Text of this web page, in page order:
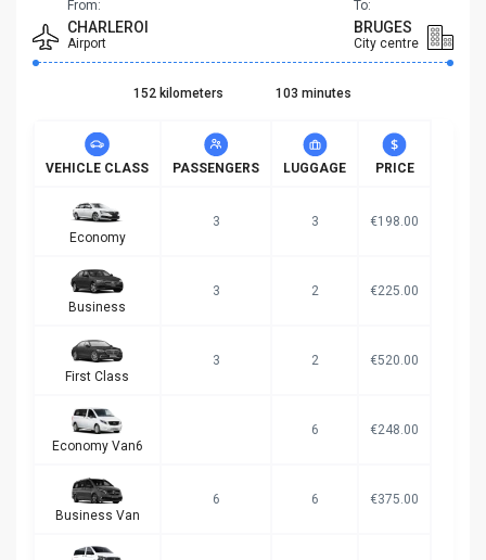
From:
CHARLEROI
Airport
To:
BRUGES
City centre
152 kilometers 103 minutes
VEHICLE CLASS PASSENGERS LUGGAGE PRICE
Economy
3 3 €198.00
Business
3 2 €225.00
First Class
3 2 €520.00
Economy Van6
6 €248.00
Business Van
6 6 €375.00